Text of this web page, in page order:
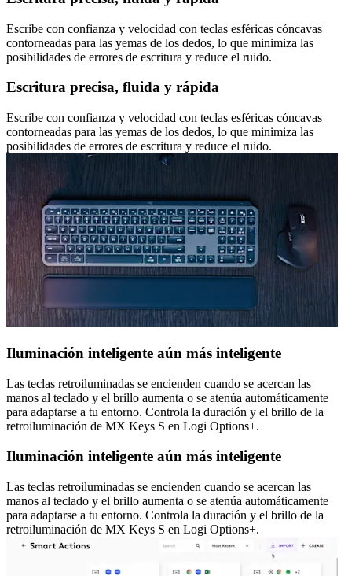
Escribe con confianza y velocidad con teclas esféricas cóncavas
contorneadas para las yemas de los dedos, lo que minimiza las
posibilidades de errores de escritura y reduce el ruido.
Escritura precisa, fluida y rápida
Escribe con confianza y velocidad con teclas esféricas cóncavas
contorneadas para las yemas de los dedos, lo que minimiza las
posibilidades de errores de escritura y reduce el ruido.
Iluminación inteligente aún más inteligente
Las teclas retroiluminadas se encienden cuando se acercan las
manos al teclado y el brillo aumenta o se atenúa automáticamente
para adaptarse a tu entorno. Controla la duración y el brillo de la
retroiluminación de MX Keys S en Logi Options+.
Iluminación inteligente aún más inteligente
Las teclas retroiluminadas se encienden cuando se acercan las
manos al teclado y el brillo aumenta o se atenúa automáticamente
para adaptarse a tu entorno. Controla la duración y el brillo de la
retroiluminación de MX Keys S en Logi Options+.